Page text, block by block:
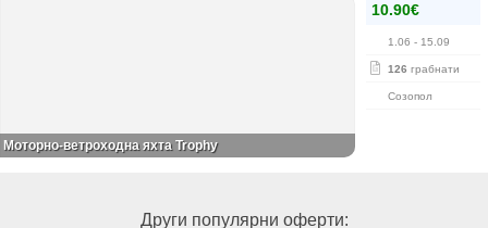
10.90€
1.06 - 15.09
126 грабнати
Созопол
Моторно-ветроходна яхта Trophy
Други популярни оферти: